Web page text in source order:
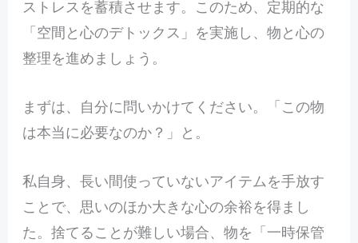
ストレスを蓄積させます。このため、定期的な
「空間と心のデトックス」を実施し、物と心の
整理を進めましょう。
まずは、自分に問いかけてください。「この物
は本当に必要なのか？」と。
私自身、長い間使っていないアイテムを手放す
ことで、思いのほか大きな心の余裕を得まし
た。捨てることが難しい場合、物を「一時保管